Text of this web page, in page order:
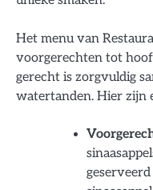
Het menu van
voorgerechten tot
gerecht is zorgvuldig
watertanden. Hier zijn